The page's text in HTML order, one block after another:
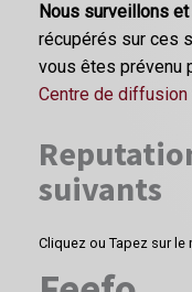
Nous surveillons
récupérés sur ces
vous êtes prévenu
Centre de diffusion
suivants
Cliquez ou Tapez sur